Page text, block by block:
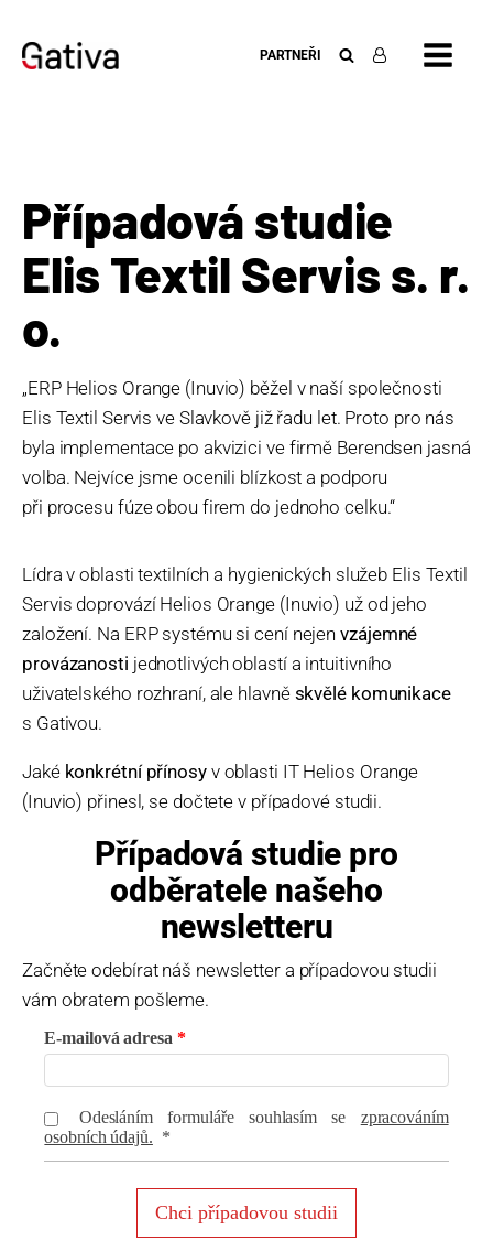
PARTNEŘI
Případová studie
Elis Textil Servis s. r.
o.
„ERP Helios Orange (Inuvio) běžel v naší společnosti
Elis Textil Servis ve Slavkově již řadu let. Proto pro nás
byla implementace po akvizici ve firmě Berendsen jasná
volba. Nejvíce jsme ocenili blízkost a podporu
při procesu fúze obou firem do jednoho celku.“
Lídra v oblasti textilních a hygienických služeb Elis Textil
Servis doprovází Helios Orange (Inuvio) už od jeho
založení. Na ERP systému si cení nejen vzájemné
provázanosti jednotlivých oblastí a intuitivního
uživatelského rozhraní, ale hlavně skvělé komunikace
s Gativou.
Jaké konkrétní přínosyv oblasti IT Helios Orange
(Inuvio) přinesl, se dočtete v případové studii.
Případová studie pro
odběratele našeho
newsletteru
Začněte odebírat náš newsletter a případovou studii
vám obratem pošleme.
E-mailová adresa
Odesláním formuláře souhlasím se zpracováním
osobních údajů. *
Chci případovou studii